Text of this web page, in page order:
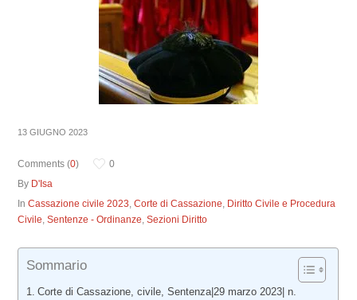
13 GIUGNO 2023
Comments (0)
0
By D'Isa
InCassazione civile 2023,Corte di Cassazione, Diritto Civile e Procedura
Civile,Sentenze - Ordinanze,Sezioni Diritto
Sommario
Corte di Cassazione, civile, Sentenza|29 marzo 2023| n.